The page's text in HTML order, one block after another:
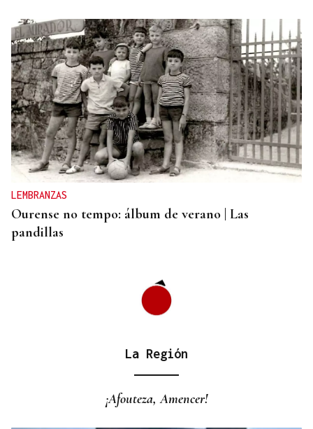
CANEDO
Un herido en la colisión entre dos coches en la
entrada a las termas de Outariz
LEMBRANZAS
Ourense no tempo: álbum de verano | Las
pandillas
La Región
¡Afouteza, Amencer!